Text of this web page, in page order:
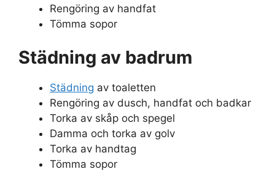
Rengöring av handfat
Tömma sopor
Städning av badrum
Städning av toaletten
Rengöring av dusch, handfat och badkar
Torka av skåp och spegel
Damma och torka av golv
Torka av handtag
Tömma sopor